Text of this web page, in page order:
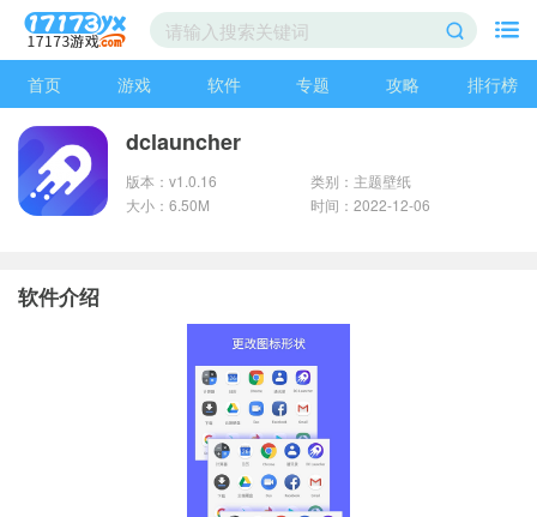
首页 游戏 软件 专题 攻略 排行榜
dclauncher
版本：v1.0.16
类别：主题壁纸
大小：6.50M
时间：2022-12-06
软件介绍